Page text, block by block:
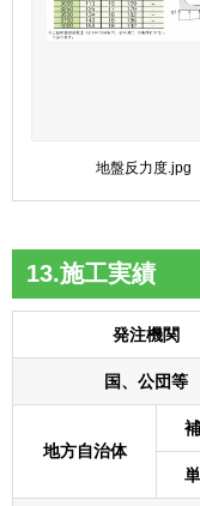
地盤反力度.jpg
13.施工実績
発注機関
国、公団等
地方自治体